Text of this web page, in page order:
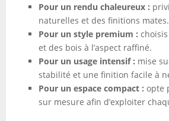
Pour un rendu chaleureux :
naturelles et des finitions mates.
Pour un style premium :
et des bois à l’aspect raffiné.
Pour un usage intensif : mise
stabilité et une finition facile à
Pour un espace compact : opte
sur mesure afin d’exploiter